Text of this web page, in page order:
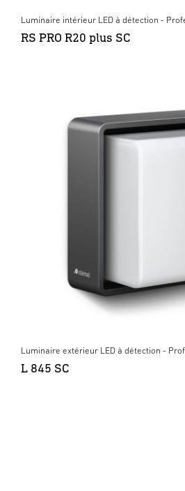
Luminaire intérieur LED à détection -
RS PRO R20 plus SC
Luminaire extérieur LED à détection -
L 845 SC